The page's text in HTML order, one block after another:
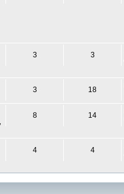
3 3
3 18
8 14
4 4